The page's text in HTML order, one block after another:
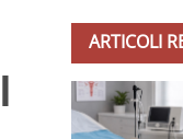
ARTICOLI